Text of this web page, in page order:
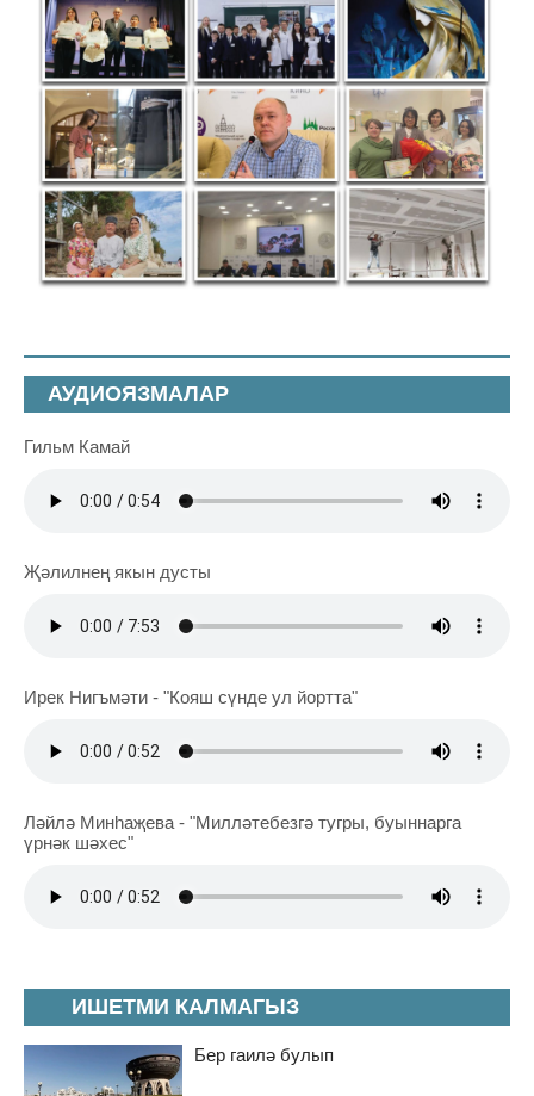
ИШЕТМИ КАЛМАГЫЗ
Бер гаилә булып
АУДИОЯЗМАЛАР
Гильм Камай
Җәлилнең якын дусты
Ирек Нигъмәти - "Кояш сүнде ул йортта"
Ләйлә Минһаҗева - "Милләтебезгә тугры, буыннарга
үрнәк шәхес"